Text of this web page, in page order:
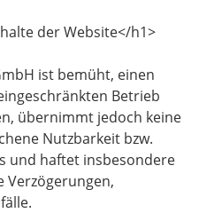
der Website</h1>
ist bemüht, einen
Betrieb
übernimmt jedoch keine
Nutzbarkeit bzw.
und haftet insbesondere
Verzögerungen,